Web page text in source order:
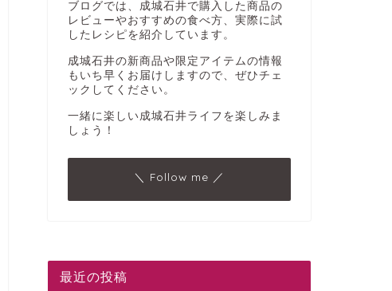
ブログでは、成城石井で購入した商品の
レビューやおすすめの食べ方、実際に試
したレシピを紹介しています。
成城石井の新商品や限定アイテムの情報
もいち早くお届けしますので、ぜひチェ
ックしてください。
一緒に楽しい成城石井ライフを楽しみま
しょう！
＼ Follow me ／
最近の投稿